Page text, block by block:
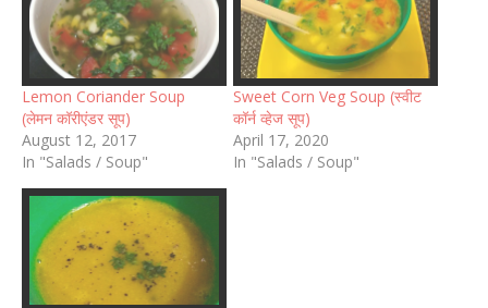
Lemon Coriander Soup
(लेमन कॉरीएंडर सूप)
August 12, 2017
In "Salads / Soup"
Sweet Corn Veg Soup (स्वीट
कॉर्न व्हेज सूप)
April 17, 2020
In "Salads / Soup"